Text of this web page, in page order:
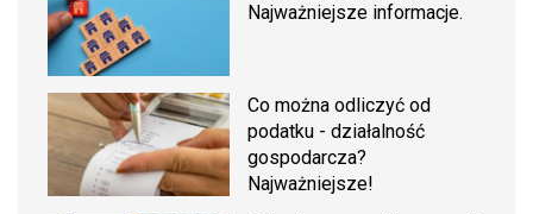
Najważniejsze informacje.
Co można odliczyć od
podatku - działalność
gospodarcza?
Najważniejsze!